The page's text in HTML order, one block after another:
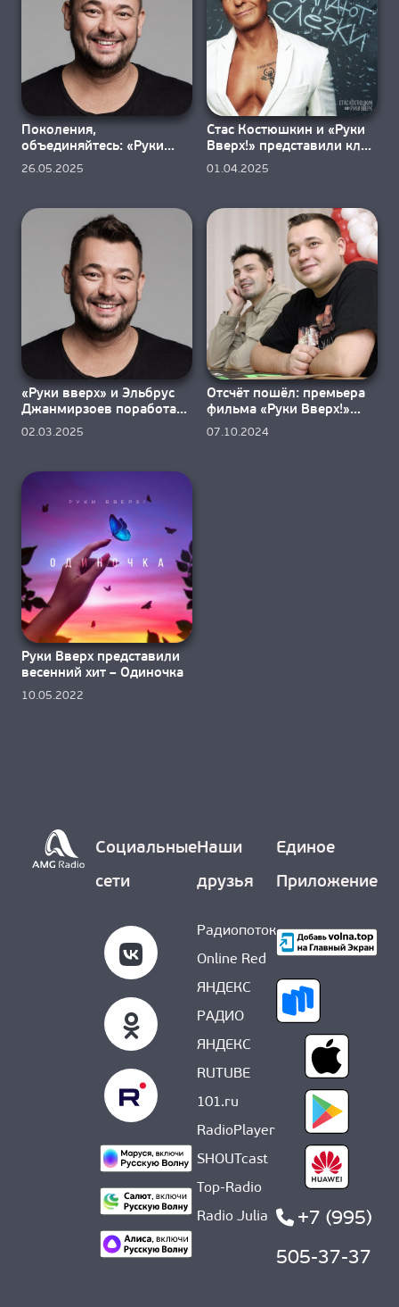
Поколения,
объединяйтесь: «Руки
вверх!» и Amirchik спели
26.05.2025
Стас Костюшкин и «Руки
Вверх!» представили клип
«Капают слёзки»
01.04.2025
«Руки вверх» и Эльбрус
Джанмирзоев поработали
вместе
02.03.2025
Отсчёт пошёл: премьера
фильма «Руки Вверх!»
состоится 10 октября
07.10.2024
Руки Вверх представили
весенний хит – Одиночка
10.05.2022
Социальные
сети
Наши
друзья
Радиопоток
Online Red
ЯНДЕКС
РАДИО
ЯНДЕКС
RUTUBE
101.ru
RadioPlayer
SHOUTcast
Top-Radio
Radio Julia
Единое
Приложение
+7 (995)
505-37-37